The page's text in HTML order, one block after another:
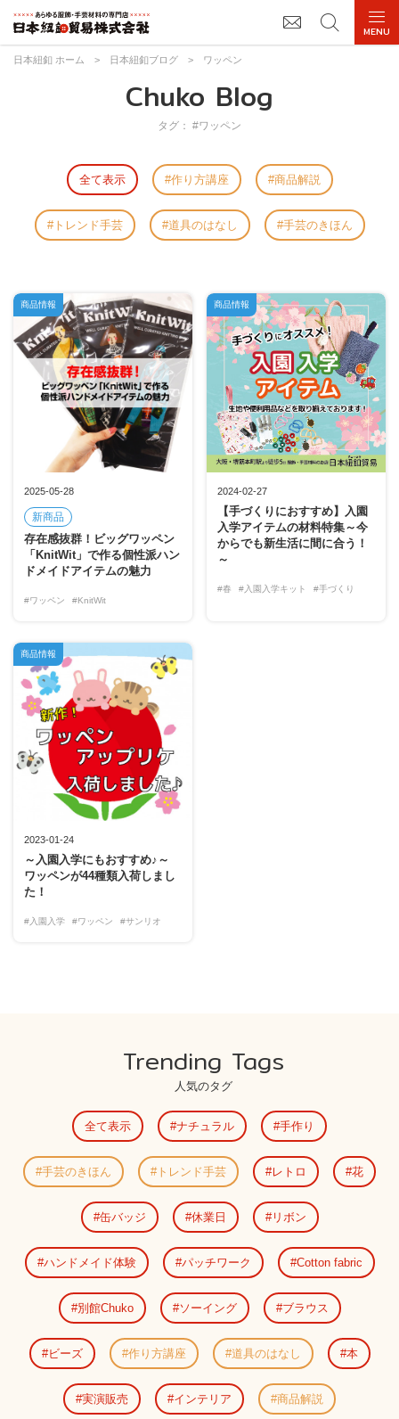
日本紐釦 ホーム > 日本紐釦ブログ > ワッペン
Chuko Blog
タグ： #ワッペン
全て表示 作り方講座 商品解説
トレンド手芸 道具のはなし 手芸のきほん
2025-05-28
新商品
存在感抜群！ビッグワッペン
「KnitWit」で作る個性派ハン
ドメイドアイテムの魅力
#ワッペン #KnitWit
商品情報
2024-02-27
【手づくりにおすすめ】入園
入学アイテムの材料特集～今
からでも新生活に間に合う！
～
#春 #入園入学キット #手づくり
商品情報
2023-01-24
～入園入学にもおすすめ♪～
ワッペンが44種類入荷しまし
た！
#入園入学 #ワッペン #サンリオ
商品情報
Trending Tags
人気のタグ
全て表示 ナチュラル 手作り
手芸のきほん トレンド手芸 レトロ 花
缶バッジ 休業日 リボン
ハンドメイド体験 パッチワーク Cotton fabric
別館Chuko ソーイング ブラウス
ビーズ 作り方講座 道具のはなし 本
実演販売 インテリア 商品解説